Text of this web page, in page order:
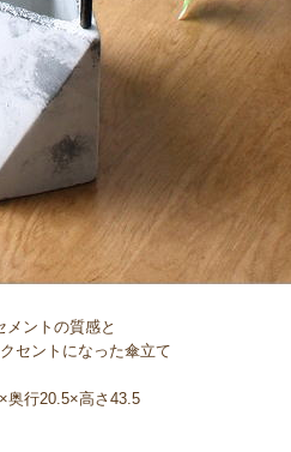
メントの質感と
セントになった傘立て
奥行20.5×高さ43.5